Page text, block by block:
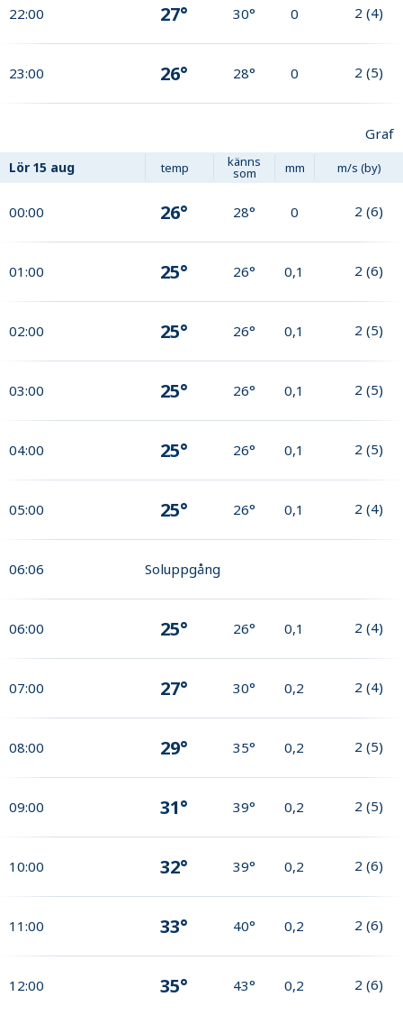
22:00 27° 30° 0 2 (4)
23:00 26° 28° 0 2 (5)
Graf
Lör 15 aug temp känns
som mm m/s (by)
00:00 26° 28° 0 2 (6)
01:00 25° 26° 0,1 2 (6)
02:00 25° 26° 0,1 2 (5)
03:00 25° 26° 0,1 2 (5)
04:00 25° 26° 0,1 2 (5)
05:00 25° 26° 0,1 2 (4)
06:06 Soluppgång
06:00 25° 26° 0,1 2 (4)
07:00 27° 30° 0,2 2 (4)
08:00 29° 35° 0,2 2 (5)
09:00 31° 39° 0,2 2 (5)
10:00 32° 39° 0,2 2 (6)
11:00 33° 40° 0,2 2 (6)
12:00 35° 43° 0,2 2 (6)